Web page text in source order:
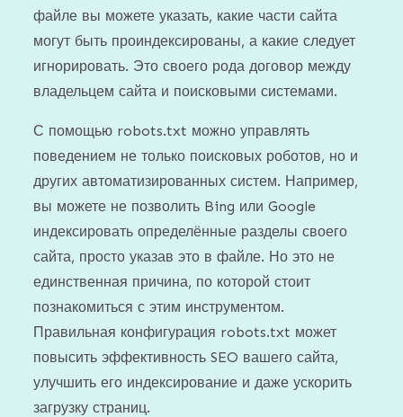
файле вы можете указать, какие части сайта
могут быть проиндексированы, а какие следует
игнорировать. Это своего рода договор между
владельцем сайта и поисковыми системами.
С помощью robots.txt можно управлять
поведением не только поисковых роботов, но и
других автоматизированных систем. Например,
вы можете не позволить Bing или Google
индексировать определённые разделы своего
сайта, просто указав это в файле. Но это не
единственная причина, по которой стоит
познакомиться с этим инструментом.
Правильная конфигурация robots.txt может
повысить эффективность SEO вашего сайта,
улучшить его индексирование и даже ускорить
загрузку страниц.